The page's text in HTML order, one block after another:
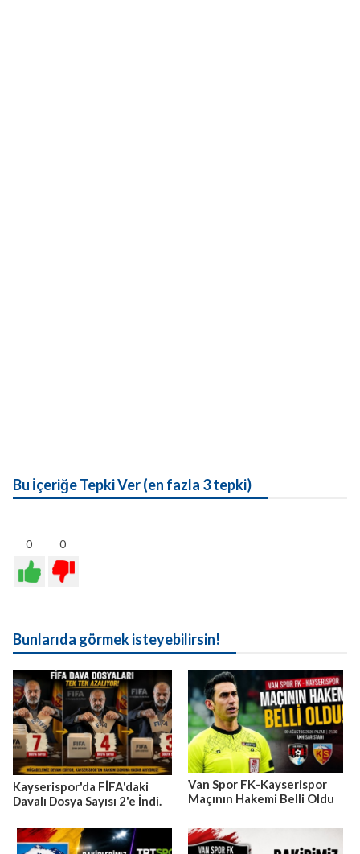
Bu İçeriğe Tepki Ver (en fazla 3 tepki)
0 0
Bunlarıda görmek isteyebilirsin!
Kayserispor'da FİFA'daki
Davalı Dosya Sayısı 2'e İndi.
Van Spor FK-Kayserispor
Maçının Hakemi Belli Oldu